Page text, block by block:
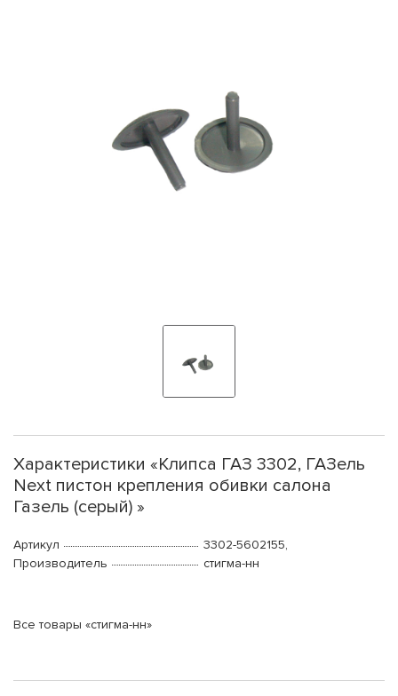
Характеристики «Клипса ГАЗ 3302, ГАЗель
Next пистон крепления обивки салона
Газель (серый) »
Артикул
3302-5602155,
Производитель
стигма-нн
Все товары «стигма-нн»